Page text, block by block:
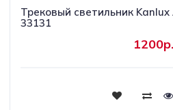
Трековый светильник
33131
1200р.